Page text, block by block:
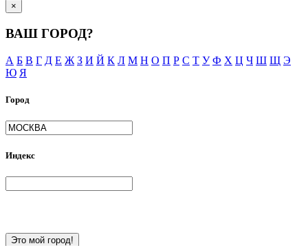
×
ВАШ ГОРОД?
А Б В Г Д Е Ж З И Й К Л М Н О П Р С Т У Ф Х Ц Ч Ш Щ Э
Ю Я
Город
Индекс
Это мой город!